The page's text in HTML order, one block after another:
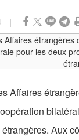
|
Affaires
Aux